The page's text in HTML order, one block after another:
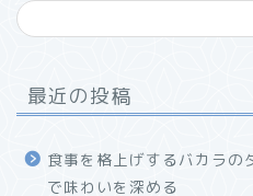
最近の投稿
食事を格上げするバカラの
で味わいを深める